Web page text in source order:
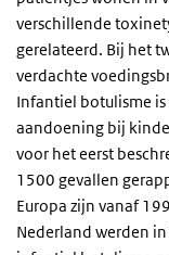
verschillende
gerelateerd. Bij het
verdachte
Infantiel botulisme is
aandoening bij
voor het eerst
1500 gevallen
Europa zijn vanaf
Nederland werden